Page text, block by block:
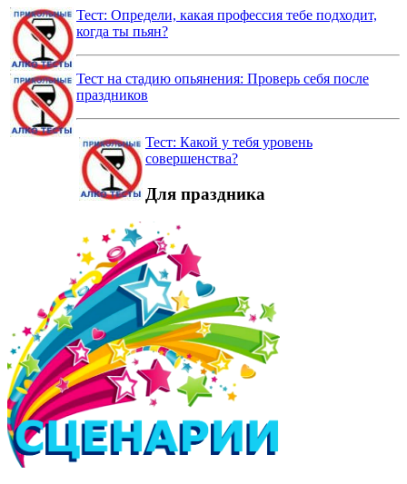
Тест: Определи, какая профессия тебе подходит,
когда ты пьян?
Тест на стадию опьянения: Проверь себя после
праздников
Тест: Какой у тебя уровень
совершенства?
Для праздника